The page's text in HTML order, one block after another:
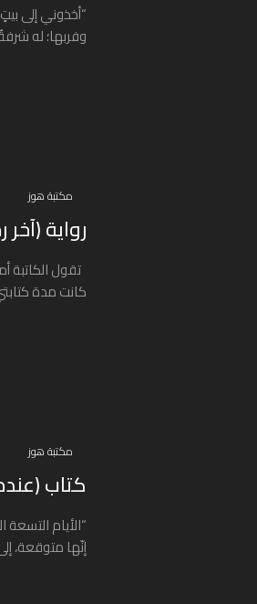
“أخذوني إلى
وفربها؛ له
مكتبة هوز
رواية
تقول
كانت مدة
مكتبة هوز
كتاب
“الأيام
إنّها متوقعة،